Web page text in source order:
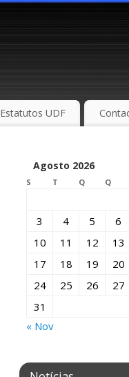
Estatutos UDF
Agosto 2026
S T Q Q
3
4 5 6
10
11 12 13
17
18 19 20
24
25 26 27
31
« Nov